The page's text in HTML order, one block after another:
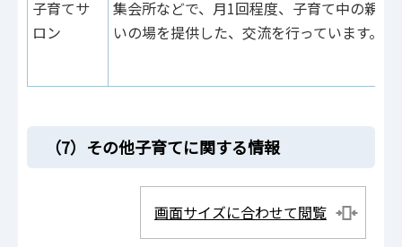
子育てサ
ロン
集会所などで、月1回程度、子育て中の親子
いの場を提供した、交流を行っています。
（7）その他子育てに関する情報
画面サイズに合わせて閲覧